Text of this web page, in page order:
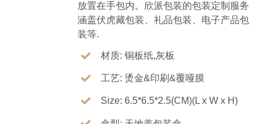
放置在手包内。欣派包装的包装定制服务
涵盖伏虎藏包装、礼品包装、电子产品包
装等.
材质: 铜板纸,灰板
工艺: 烫金&印刷&覆哑膜
Size: 6.5*6.5*2.5(CM)(L x W x H)